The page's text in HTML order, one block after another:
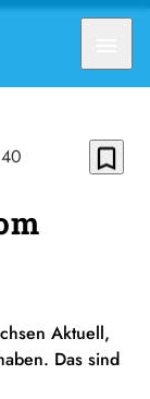
bookmark_border
Aktuell,
Das sind